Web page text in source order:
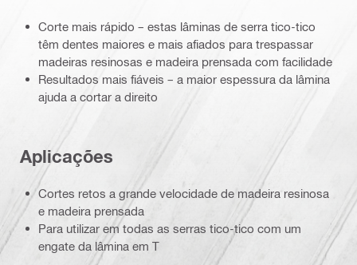
Corte mais rápido – estas lâminas de serra tico-tico
têm dentes maiores e mais afiados para trespassar
madeiras resinosas e madeira prensada com facilidade
Resultados mais fiáveis – a maior espessura da lâmina
ajuda a cortar a direito
Aplicações
Cortes retos a grande velocidade de madeira resinosa
e madeira prensada
Para utilizar em todas as serras tico-tico com um
engate da lâmina em T